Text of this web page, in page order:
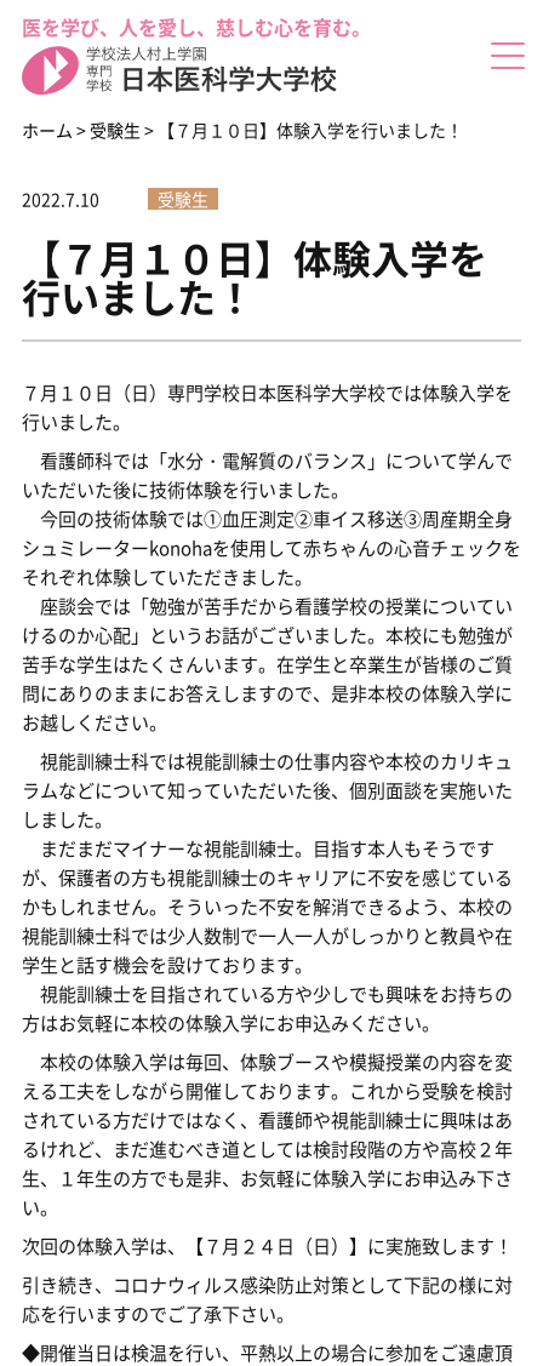
医を学び、人を愛し、慈しむ心を育む。
ました(^^)/
ホーム > 受験生 > 【７月１０日】体験入学を行いました！
2022.7.10 受験生
【７月１０日】体験入学を
行いました！
７月１０日（日）専門学校日本医科学大学校では体験入学を
行いました。
看護師科では「水分・電解質のバランス」について学んで
いただいた後に技術体験を行いました。
今回の技術体験では①血圧測定②車イス移送③周産期全身
シュミレーターkonohaを使用して赤ちゃんの心音チェックを
それぞれ体験していただきました。
座談会では「勉強が苦手だから看護学校の授業についてい
けるのか心配」というお話がございました。本校にも勉強が
苦手な学生はたくさんいます。在学生と卒業生が皆様のご質
問にありのままにお答えしますので、是非本校の体験入学に
お越しください。
視能訓練士科では視能訓練士の仕事内容や本校のカリキュ
ラムなどについて知っていただいた後、個別面談を実施いた
しました。
まだまだマイナーな視能訓練士。目指す本人もそうです
が、保護者の方も視能訓練士のキャリアに不安を感じている
かもしれません。そういった不安を解消できるよう、本校の
視能訓練士科では少人数制で一人一人がしっかりと教員や在
学生と話す機会を設けております。
視能訓練士を目指されている方や少しでも興味をお持ちの
方はお気軽に本校の体験入学にお申込みください。
本校の体験入学は毎回、体験ブースや模擬授業の内容を変
える工夫をしながら開催しております。これから受験を検討
されている方だけではなく、看護師や視能訓練士に興味はあ
るけれど、まだ進むべき道としては検討段階の方や高校２年
生、１年生の方でも是非、お気軽に体験入学にお申込み下さ
い。
次回の体験入学は、【７月２４日（日）】に実施致します！
引き続き、コロナウィルス感染防止対策として下記の様に対
応を行いますのでご了承下さい。
◆開催当日は検温を行い、平熱以上の場合に参加をご遠慮頂